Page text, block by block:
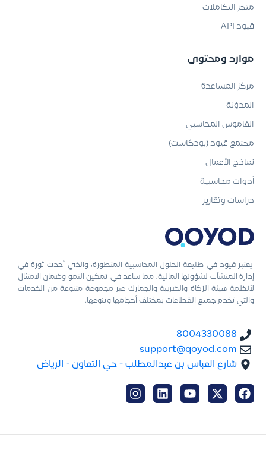
يعتبر قيود في طليعة الحلول المحاسبية المتطورة، والذي أحدث ثورة في
إدارة المنشآت لشؤونها المالية، مما ساعد في تمكين النمو وضمان الامتثال
لأنظمة هيئة الزكاة والضريبة والجمارك عبر مجموعة متنوعة من الخدمات
والتي تخدم جميع القطاعات بمختلف أحجامها وتنوعها.
8004330088
support@qoyod.com
شارع العباس بن عبدالمطلب - حي التعاون - الرياض
متجر التكاملات
قيود API
موارد ومحتوى
مركز المساعدة
المدوّنة
القاموس المحاسبي
مجتمع قيود (بودكاست)
نماذج الأعمال
أدوات محاسبية
دراسات وتقارير